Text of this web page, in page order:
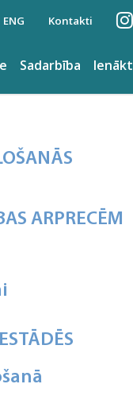
ENG Kontakti
Ienākt
Sadarbība
ARPRECĒM